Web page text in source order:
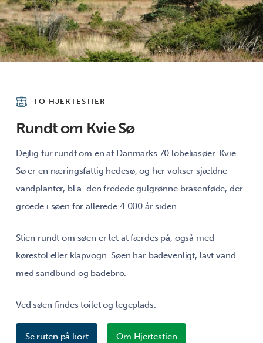
TO HJERTESTIER
Rundt om Kvie Sø
Dejlig tur rundt om en af Danmarks 70 lobeliasøer. Kvie
Sø er en næringsfattig hedesø, og her vokser sjældne
vandplanter, bl.a. den fredede gulgrønne brasenføde, der
groede i søen for allerede 4.000 år siden.
Stien rundt om søen er let at færdes på, også med
kørestol eller klapvogn. Søen har badevenligt, lavt vand
med sandbund og badebro.
Ved søen findes toilet og legeplads.
Se ruten på kort Om Hjertestien